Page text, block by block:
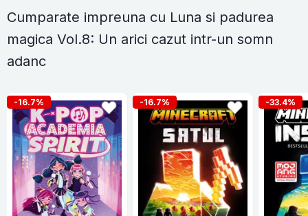
Cumparate impreuna cu Luna si padurea
magica Vol.8: Un arici cazut intr-un somn
adanc
-16.7% -16.7% -33.4%